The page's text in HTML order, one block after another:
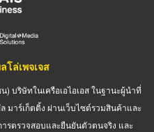
โล่เพจเจส
บริษัทในเครือเอไอเอส ในฐานะผู้นำที่
าร์เก็ตติ้ง ผ่านเว็บไซต์รวมสินค้าและ
รตรวจสอบและยืนยันตัวตนจริง และ